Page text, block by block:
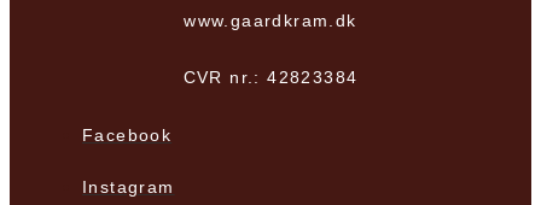
www.gaardkram.dk
CVR nr.: 42823384
Facebook
Instagram